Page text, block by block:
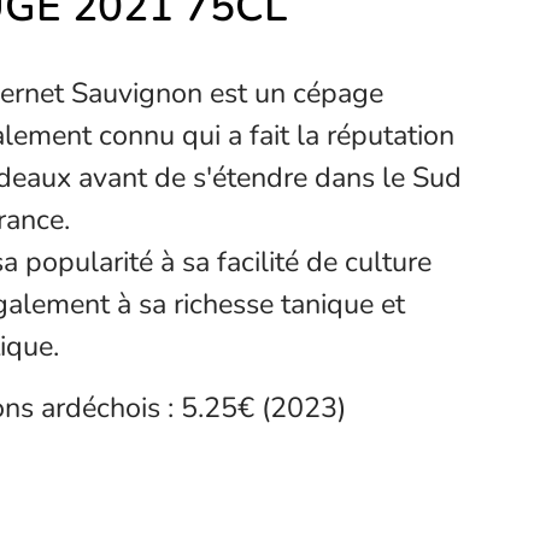
Sauvignon est un cépage
connu qui a fait la réputation
avant de s'étendre dans le Sud
popularité à sa facilité de culture
à sa richesse tanique et
ardéchois : 5.25€ (2023)